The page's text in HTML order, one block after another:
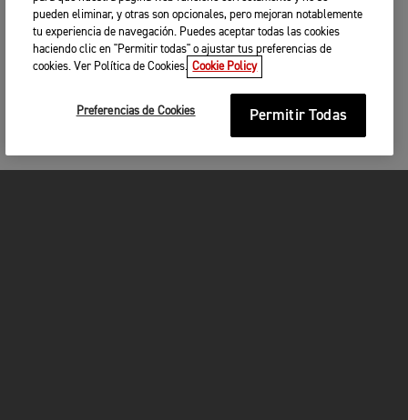
pueden eliminar, y otras son opcionales, pero mejoran notablemente
tu experiencia de navegación. Puedes aceptar todas las cookies
haciendo clic en "Permitir todas" o ajustar tus preferencias de
cookies. Ver Política de Cookies. Cookie Policy
Preferencias de Cookies Permitir Todas